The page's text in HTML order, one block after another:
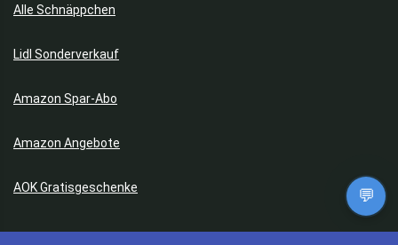
Alle Schnäppchen
Lidl Sonderverkauf
Amazon Spar-Abo
Amazon Angebote
AOK Gratisgeschenke 💬